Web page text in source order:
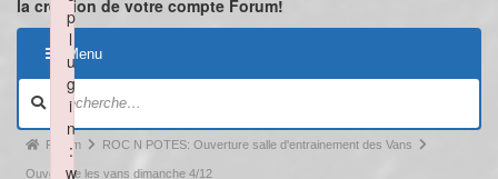
la création de votre compte Forum!
Menu
Forum ROC N POTES: Ouverture salle d'entrainement des Vans
Ouverture les vans dimanche 4/12
p
l
u
g
i
n
:
w